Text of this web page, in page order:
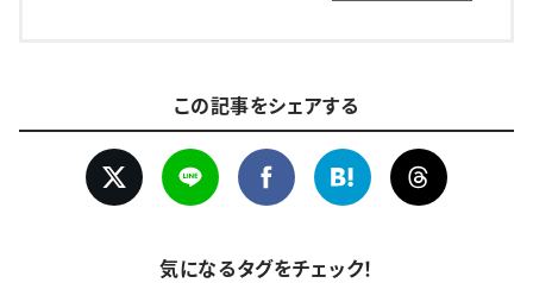
この記事をシェアする
気になるタグをチェック！